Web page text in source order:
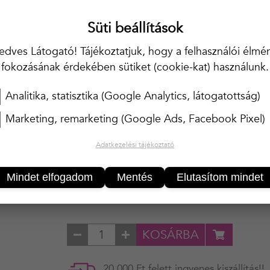
Baby doll
Csipkés felsővel
Szatén anyagból
Állítható hát- és vállpántokkal
MÉRET M
PINK
KOSÁRBA
Süti beállítások
Látogató! Tájékoztatjuk, hogy a felhasználói
fokozásának érdekében sütiket (cookie-kat) használunk.
Analitika, statisztika (Google Analytics, látogatottság)
Marketing, remarketing (Google Ads, Facebook Pixel)
Adatkezelési tájékoztató
Mindet elfogadom Mentés Elutasítom mindet